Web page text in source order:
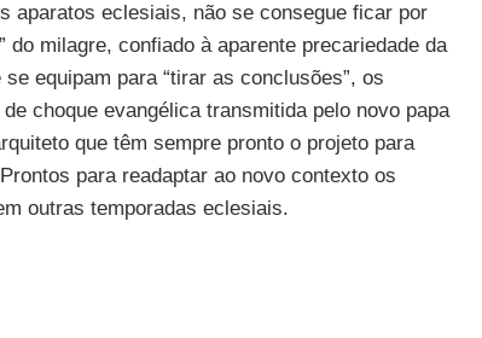
aparatos eclesiais, não se consegue ficar por
do milagre, confiado à aparente precariedade da
equipam para “tirar as conclusões”, os
choque evangélica transmitida pelo novo papa
que têm sempre pronto o projeto para
para readaptar ao novo contexto os
outras temporadas eclesiais.